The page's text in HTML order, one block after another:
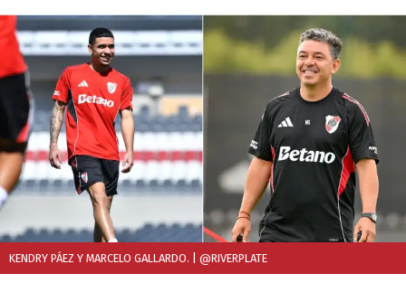
KENDRY PÁEZ Y MARCELO GALLARDO. | @RIVERPLATE